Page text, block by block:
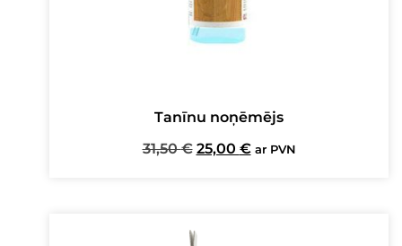
Tanīnu noņēmējs
31,50€ Original
25,00 €Current
ar PVN